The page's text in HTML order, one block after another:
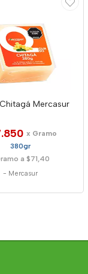
Mercasur
x Gramo
380gr
a $71,40
- Mercasur